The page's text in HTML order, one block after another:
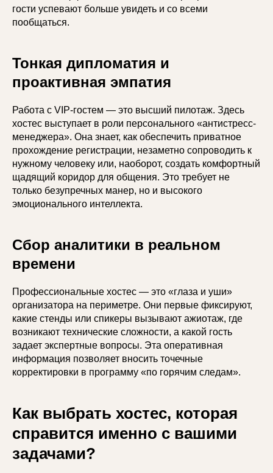
гости успевают больше увидеть и со всеми
пообщаться.
Тонкая дипломатия и
проактивная эмпатия
Работа с VIP-гостем — это высший пилотаж. Здесь
хостес выступает в роли персонального «антистресс-
менеджера». Она знает, как обеспечить приватное
прохождение регистрации, незаметно сопроводить к
нужному человеку или, наоборот, создать комфортный
щадящий коридор для общения. Это требует не
только безупречных манер, но и высокого
эмоционального интеллекта.
Сбор аналитики в реальном
времени
Профессиональные хостес — это «глаза и уши»
организатора на периметре. Они первые фиксируют,
какие стенды или спикеры вызывают ажиотаж, где
возникают технические сложности, а какой гость
задает экспертные вопросы. Эта оперативная
информация позволяет вносить точечные
корректировки в программу «по горячим следам».
Как выбрать хостес, которая
справится именно с вашими
задачами?